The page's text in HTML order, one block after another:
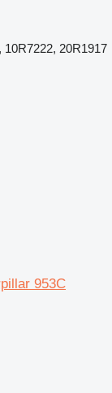
10R7222, 20R1917
953C